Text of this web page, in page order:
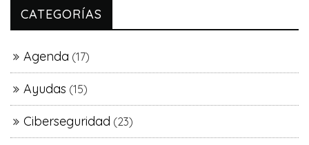
CATEGORÍAS
Agenda (17)
Ayudas (15)
Ciberseguridad (23)